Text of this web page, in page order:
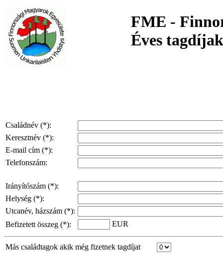
FME -
Éves
Családnév (*):
Keresztnév (*):
E-mail cím (*):
Telefonszám:
Irányítószám (*):
Helység (*):
Utcanév, házszám (*):
Befizetett összeg (*):
EUR
Más családtagok akik még fizetnek tagdíjat